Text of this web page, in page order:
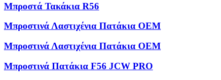
Μπροστά Τακάκια R56
Μπροστινά Λαστιχένια Πατάκια OEM
Μπροστινά Λαστιχένια Πατάκια OEM
Μπροστινά Πατάκια F56 JCW PRO